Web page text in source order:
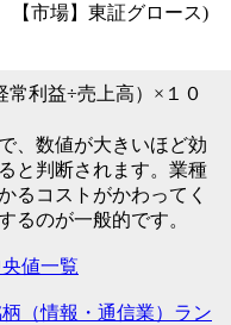
市場】東証グロース)
常利益÷売上高）×１０
、数値が大きいほど効
と判断されます。業種
るコストがかわってく
るのが一般的です。
値一覧
（情報・通信業）ラン